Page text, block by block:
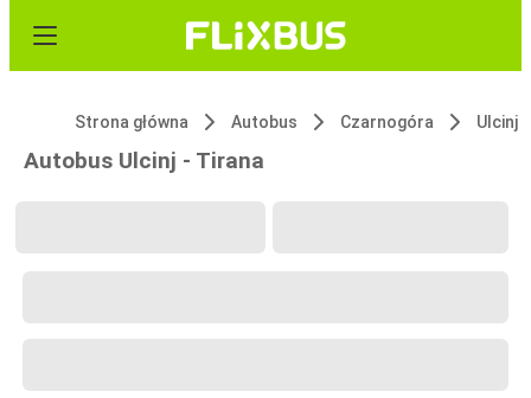
Strona główna Autobus Czarnogóra Ulcinj
Autobus Ulcinj - Tirana